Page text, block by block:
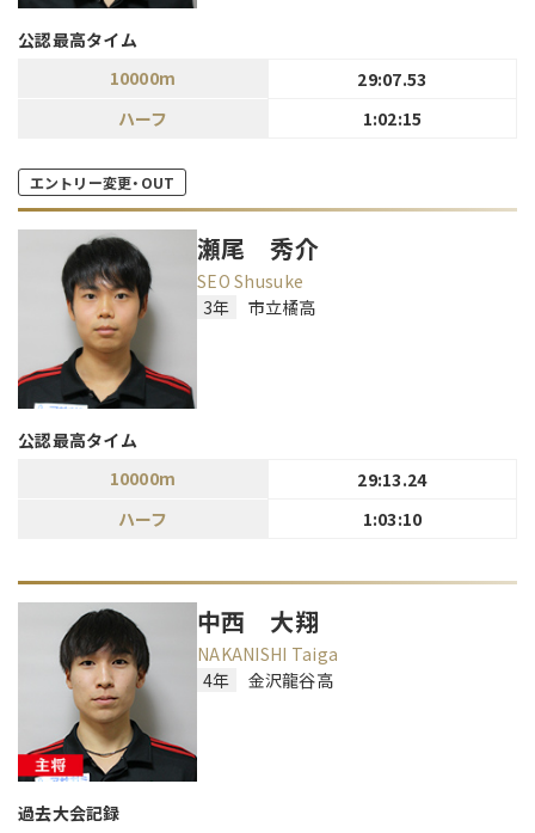
公認最高タイム
10000m
29:07.53
ハーフ
1:02:15
エントリー変更・OUT
瀬尾 秀介
SEO Shusuke
3年
市立橘高
公認最高タイム
10000m
29:13.24
ハーフ
1:03:10
中西 大翔
NAKANISHI Taiga
4年
金沢龍谷高
過去大会記録